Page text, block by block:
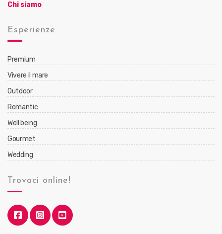
Chi siamo
Esperienze
Premium
Vivere il mare
Outdoor
Romantic
Well being
Gourmet
Wedding
Trovaci online!